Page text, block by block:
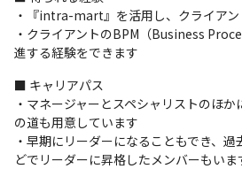
・『intra-mart』を活用し、クライア
・クライアントのBPM（Business
進する経験をできます
■ キャリアパス
・マネージャーとスペシャリストのほ
の道も用意しています
・早期にリーダーになることもでき、
どでリーダーに昇格したメンバーもいま